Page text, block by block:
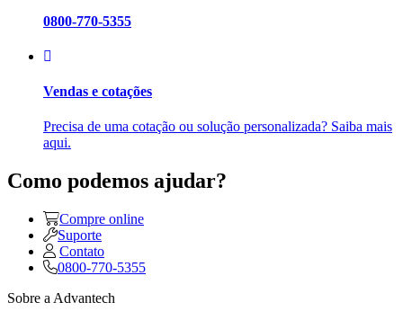
0800-770-5355
Vendas e cotações
Precisa de uma cotação ou solução personalizada? Saiba mais
aqui.
Como podemos ajudar?
Compre online
Suporte
Contato
0800-770-5355
Sobre a Advantech